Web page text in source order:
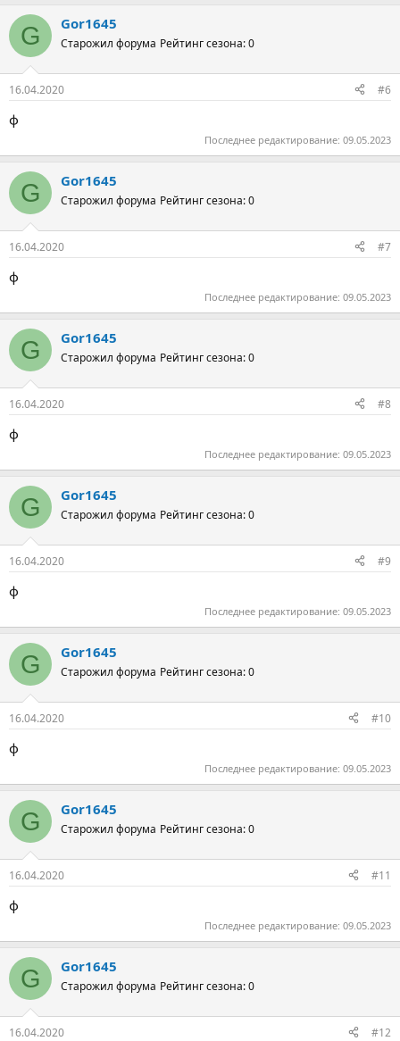
G Gor1645
Старожил форума Рейтинг сезона: 0
16.04.2020 #6
ф
Последнее редактирование: 09.05.2023
G Gor1645
Старожил форума Рейтинг сезона: 0
16.04.2020 #7
ф
Последнее редактирование: 09.05.2023
G Gor1645
Старожил форума Рейтинг сезона: 0
16.04.2020 #8
ф
Последнее редактирование: 09.05.2023
G Gor1645
Старожил форума Рейтинг сезона: 0
16.04.2020 #9
ф
Последнее редактирование: 09.05.2023
G Gor1645
Старожил форума Рейтинг сезона: 0
16.04.2020 #10
ф
Последнее редактирование: 09.05.2023
G Gor1645
Старожил форума Рейтинг сезона: 0
16.04.2020 #11
ф
Последнее редактирование: 09.05.2023
G Gor1645
Старожил форума Рейтинг сезона: 0
16.04.2020 #12